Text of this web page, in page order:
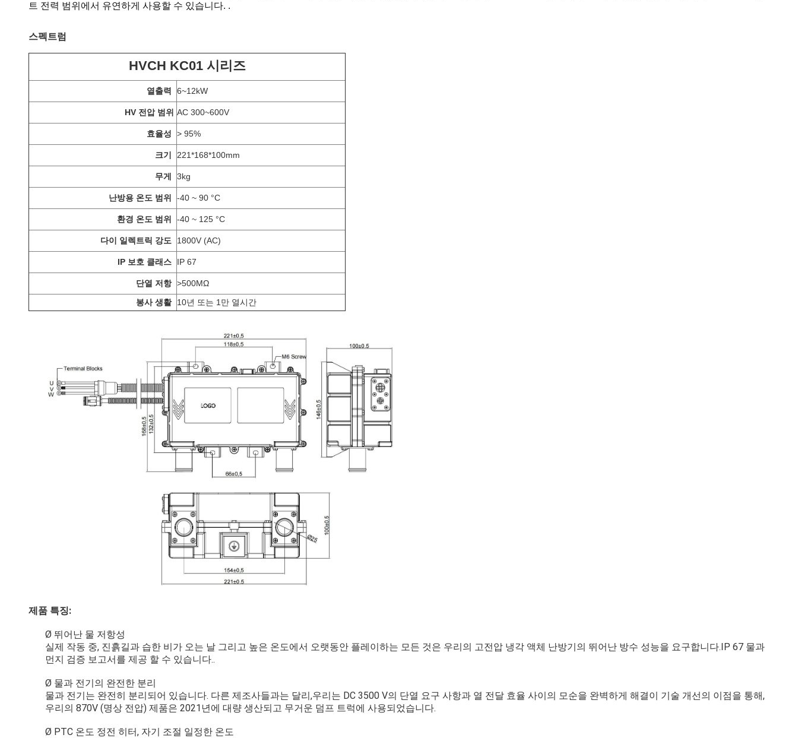
트 전력 범위에서 유연하게 사용할 수 있습니다. .
스펙트럼
HVCH KC01 시리즈
열출력 6~12kW
HV 전압 범위 AC 300~600V
효율성 > 95%
크기 221*168*100mm
무게 3kg
난방용 온도 범위 -40 ~ 90 °C
환경 온도 범위 -40 ~ 125 °C
다이 일렉트릭 강도 1800V (AC)
IP 보호 클래스 IP 67
단열 저항 >500MΩ
봉사 생활
10년 또는 1만 열시간
제품 특징:
Ø 뛰어난 물 저항성
실제 작동 중, 진흙길과 습한 비가 오는 날 그리고 높은 온도에서 오랫동안 플레이하는 모든 것은 우리의 고전압 냉각 액체 난방기의 뛰어난 방수 성능을 요구합니다.IP 67 물과
먼지 검증 보고서를 제공 할 수 있습니다..
Ø 물과 전기의 완전한 분리
물과 전기는 완전히 분리되어 있습니다. 다른 제조사들과는 달리,우리는 DC 3500 V의 단열 요구 사항과 열 전달 효율 사이의 모순을 완벽하게 해결이 기술 개선의 이점을 통해,
우리의 870V (명상 전압) 제품은 2021년에 대량 생산되고 무거운 덤프 트럭에 사용되었습니다.
Ø PTC 온도 정전 히터, 자기 조절 일정한 온도